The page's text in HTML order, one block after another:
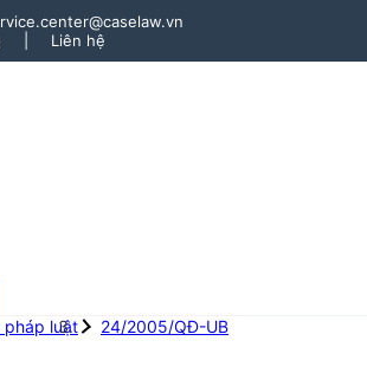
Liên hệ
pháp luật 24/2005/QĐ-UB